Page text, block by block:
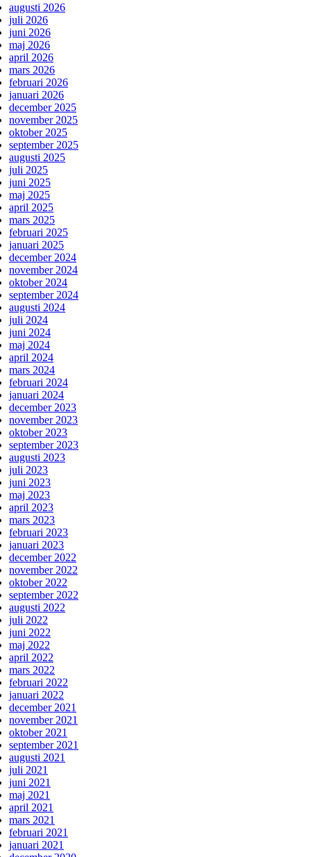
augusti 2026
juli 2026
juni 2026
maj 2026
april 2026
mars 2026
februari 2026
januari 2026
december 2025
november 2025
oktober 2025
september 2025
augusti 2025
juli 2025
juni 2025
maj 2025
april 2025
mars 2025
februari 2025
januari 2025
december 2024
november 2024
oktober 2024
september 2024
augusti 2024
juli 2024
juni 2024
maj 2024
april 2024
mars 2024
februari 2024
januari 2024
december 2023
november 2023
oktober 2023
september 2023
augusti 2023
juli 2023
juni 2023
maj 2023
april 2023
mars 2023
februari 2023
januari 2023
december 2022
november 2022
oktober 2022
september 2022
augusti 2022
juli 2022
juni 2022
maj 2022
april 2022
mars 2022
februari 2022
januari 2022
december 2021
november 2021
oktober 2021
september 2021
augusti 2021
juli 2021
juni 2021
maj 2021
april 2021
mars 2021
februari 2021
januari 2021